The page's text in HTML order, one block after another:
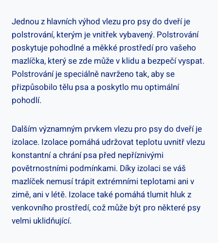
Jednou z hlavních výhod vlezu pro psy do dveří je
polstrování, kterým je vnitřek vybavený. Polstrování
poskytuje pohodlné a měkké prostředí pro vašeho
mazlíčka, který se zde může v klidu a bezpečí vyspat.
Polstrování je speciálně navrženo tak, aby se
přizpůsobilo tělu psa a poskytlo mu optimální
pohodlí.
Dalším významným prvkem vlezu pro psy do dveří je
izolace. Izolace pomáhá udržovat teplotu uvnitř vlezu
konstantní a chrání psa před nepříznivými
povětrnostními podmínkami. Díky izolaci se váš
mazlíček nemusí trápit extrémními teplotami ani v
zimě, ani v létě. Izolace také pomáhá tlumit hluk z
venkovního prostředí, což může být pro některé psy
velmi uklidňující.